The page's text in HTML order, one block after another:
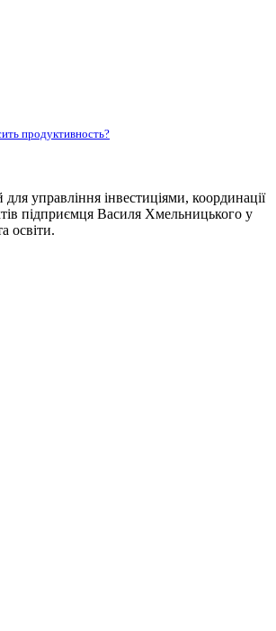
продуктивность?
управління інвестиціями, координації
підприємця Василя Хмельницького у
освіти.